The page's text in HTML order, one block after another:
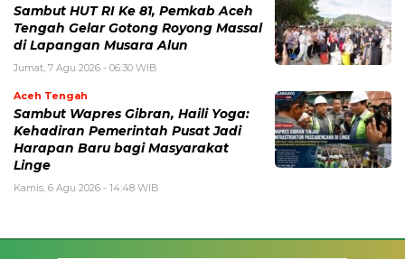
Sambut HUT RI Ke 81, Pemkab Aceh
Tengah Gelar Gotong Royong Massal
di Lapangan Musara Alun
Jumat, 7 Agu 2026 - 06:30 WIB
Aceh Tengah
‎Sambut Wapres Gibran, Haili Yoga:
Kehadiran Pemerintah Pusat Jadi
Harapan Baru bagi Masyarakat
Linge
Kamis, 6 Agu 2026 - 14:48 WIB